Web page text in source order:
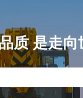
质 是走